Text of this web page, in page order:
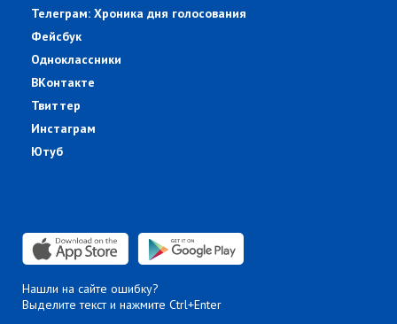
Телеграм: Хроника дня голосования
Фейсбук
Одноклассники
ВКонтакте
Твиттер
Инстаграм
Ютуб
Нашли на сайте ошибку?
Выделите текст и нажмите Ctrl+Enter